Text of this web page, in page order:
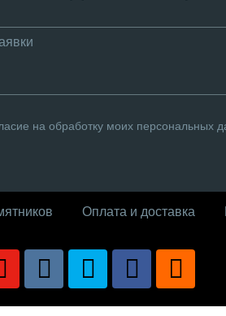
на обработку моих персональных
Оплата и доставка